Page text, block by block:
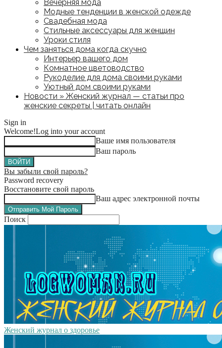
Вечерняя мода
Модные тенденции в женской одежде
Свадебная мода
Стильные аксессуары для женщин
Уроки стиля
Чем заняться дома когда скучно
Интерьер вашего дом
Комнатное цветоводство
Рукоделие для дома своими руками
Уютный дом своими руками
Новости » Женский журнал — статьи про
женские секреты | читать онлайн
Sign in
Welcome!Log into your account
Ваше имя пользователя
Ваш пароль
Вы забыли свой пароль?
Password recovery
Восстановите свой пароль
Ваш адрес электронной почты
Поиск
Женский журнал о здоровье